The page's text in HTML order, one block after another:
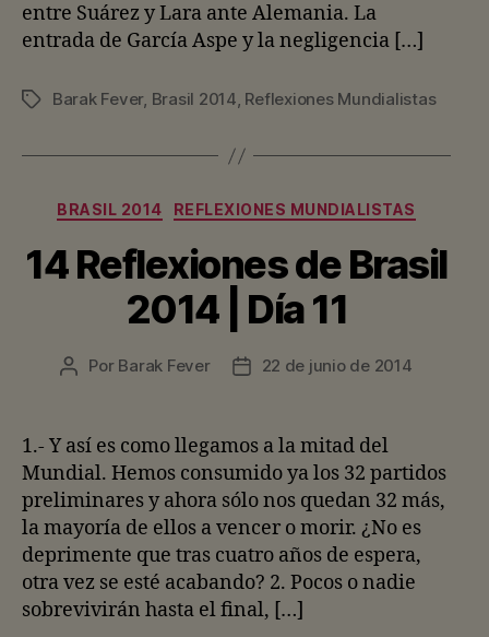
entre Suárez y Lara ante Alemania. La
entrada de García Aspe y la negligencia […]
Etiquetas
Barak Fever, Brasil 2014, Reflexiones Mundialistas
Categorías
BRASIL 2014 REFLEXIONES MUNDIALISTAS
14 Reflexiones de Brasil
2014 | Día 11
Autor
entrada
Por Barak Fever
Fecha
entrada
22 de junio de 2014
1.- Y así es como llegamos a la mitad del
Mundial. Hemos consumido ya los 32 partidos
preliminares y ahora sólo nos quedan 32 más,
la mayoría de ellos a vencer o morir. ¿No es
deprimente que tras cuatro años de espera,
otra vez se esté acabando? 2. Pocos o nadie
sobrevivirán hasta el final, […]